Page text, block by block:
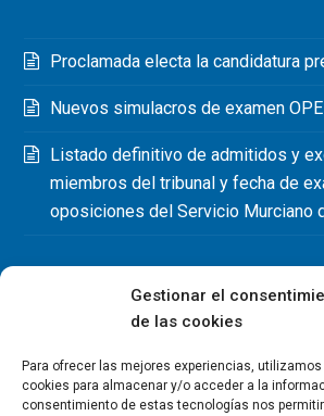
Gestionar el
de las cookies
Para ofrecer las mejores experiencias,
cookies para almacenar y/o acceder a la
consentimiento de estas tecnologías nos
Proclamada electa la candidatura
Nuevos simulacros de examen
Listado definitivo de admitidos y
miembros del tribunal y fecha de
oposiciones del Servicio Murciano